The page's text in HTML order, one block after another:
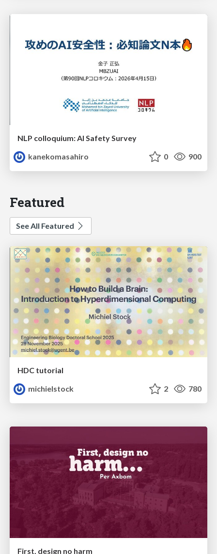
NLP colloquium: AI Safety Survey
kanekomasahiro
0 900
Featured
See All Featured
HDC tutorial
michielstock
2 780
First, design no harm